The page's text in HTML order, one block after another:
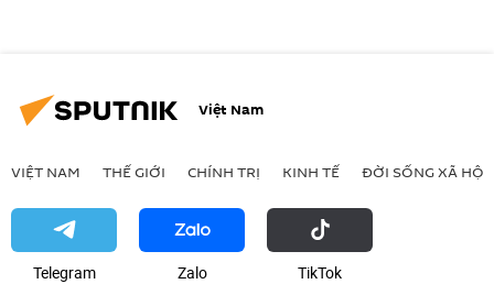
Việt Nam
VIỆT NAM THẾ GIỚI CHÍNH TRỊ KINH TẾ ĐỜI SỐNG XÃ HỘI
Telegram Zalo ТikТоk